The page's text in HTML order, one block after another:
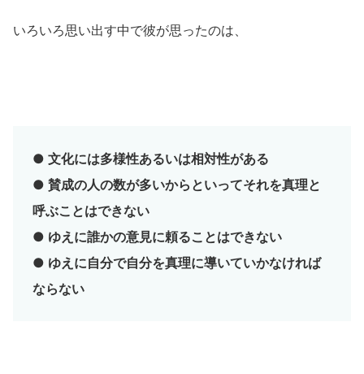
いろいろ思い出す中で彼が思ったのは、
● 文化には多様性あるいは相対性がある
● 賛成の人の数が多いからといってそれを真理と
呼ぶことはできない
● ゆえに誰かの意見に頼ることはできない
● ゆえに自分で自分を真理に導いていかなければ
ならない